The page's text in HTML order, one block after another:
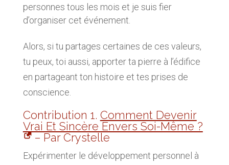
personnes tous les mois et je suis fier
d’organiser cet événement.
Alors, si tu partages certaines de ces valeurs,
tu peux, toi aussi, apporter ta pierre à l’édifice
en partageant ton histoire et tes prises de
conscience.
Contribution 1. Comment Devenir
Vrai Et Sincère Envers Soi-Même ?
– Par Crystelle
Expérimenter le développement personnel à